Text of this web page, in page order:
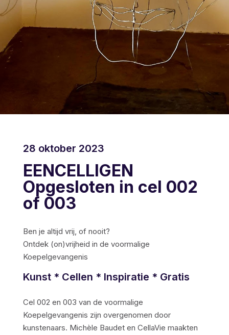
28 oktober 2023
EENCELLIGEN
Opgesloten in cel 002
of 003
Ben je altijd vrij, of nooit?
Ontdek (on)vrijheid in de voormalige
Koepelgevangenis
Kunst * Cellen * Inspiratie * Gratis
Cel 002 en 003 van de voormalige
Koepelgevangenis zijn overgenomen door
kunstenaars. Michèle Baudet en CellaVie maakten